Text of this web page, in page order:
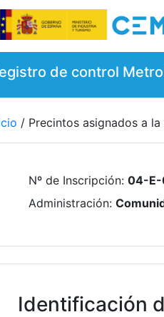
de control
/ Precintos asignados a la
Nº de Inscripción: 04-
Administración:
Identificación